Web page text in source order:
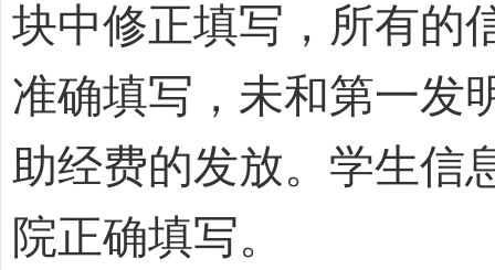
块中修正填写，所有的
准确填写，未和第一发
助经费的发放。学生信
院正确填写。